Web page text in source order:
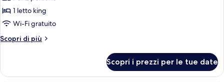
Doppia
Signature
1 letto king
Wi-Fi gratuito
Scopri di più
Altri
Signature
Scopri i prezzi per le tue date